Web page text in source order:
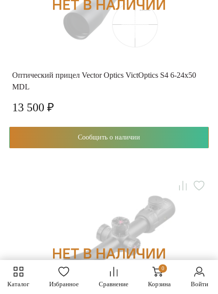
Каталог Избранное Сравнение
0
Корзина Войти
Оптический прицел Vector Optics VictOptics S4 6-24x50
MDL
13 500 ₽
Сообщить о наличии